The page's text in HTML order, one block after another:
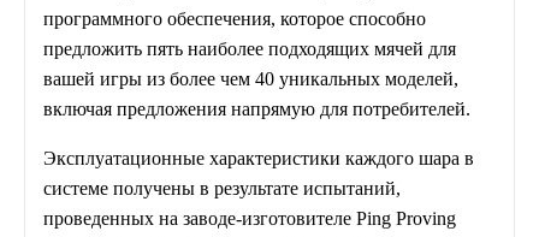
программного обеспечения, которое способно
предложить пять наиболее подходящих мячей для
вашей игры из более чем 40 уникальных моделей,
включая предложения напрямую для потребителей.
Эксплуатационные характеристики каждого шара в
системе получены в результате испытаний,
проведенных на заводе-изготовителе Ping Proving